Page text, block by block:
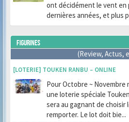
ont décidément le vent en
dernières années, et plus
FIGURINES
(Review, Actus,
[LOTERIE] TOUKEN RANBU – ONLINE
Pour Octobre ~ Novembre
une loterie spéciale
sera au gagnant de choisir
remporter. Le lot doit bie...